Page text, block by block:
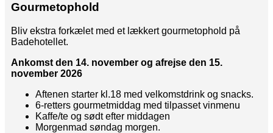
Gourmetophold
Bliv ekstra forkælet med et lækkert gourmetophold på
Badehotellet.
Ankomst den 14. november og afrejse den 15.
november 2026
Aftenen starter kl.18 med velkomstdrink og snacks.
6-retters gourmetmiddag med tilpasset vinmenu
Kaffe/te og sødt efter middagen
Morgenmad søndag morgen.